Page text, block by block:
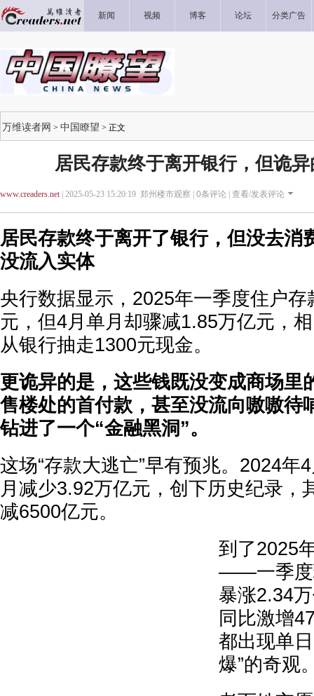
新闻 视频 博客 论坛 分类广告
万维读者网 > 中国瞭望 > 正文
居民存款终于离开银行，但诡
www.creaders.net| 2025-05-23 15:20:19 郑州楼市观察 | 0条评论 | 查看/发表评论
居民存款终于离开了银行，但没去消
没流入实体
央行数据显示，2025年一季度住户
元，但4月单月却骤减1.85万亿元，
从银行抽走1300元现金。
更诡异的是，这些钱既没变成商场里
售楼处的首付款，甚至没流向嗷嗷待
钻进了一个“金融黑洞”。
这场“存款大逃亡”早有预兆。2024年
月减少3.92万亿元，创下历史纪录，
减6500亿元。
到了2025
——一季度
暴涨2.34
同比激增
都出现单
爆”的奇观